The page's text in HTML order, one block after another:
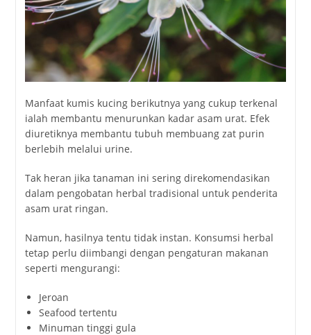
Manfaat kumis kucing berikutnya yang cukup terkenal
ialah membantu menurunkan kadar asam urat. Efek
diuretiknya membantu tubuh membuang zat purin
berlebih melalui urine.
Tak heran jika tanaman ini sering direkomendasikan
dalam pengobatan herbal tradisional untuk penderita
asam urat ringan.
Namun, hasilnya tentu tidak instan. Konsumsi herbal
tetap perlu diimbangi dengan pengaturan makanan
seperti mengurangi:
Jeroan
Seafood tertentu
Minuman tinggi gula